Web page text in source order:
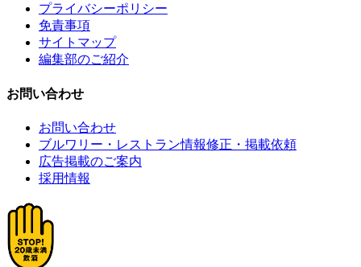
プライバシーポリシー
免責事項
サイトマップ
編集部のご紹介
お問い合わせ
お問い合わせ
ブルワリー・レストラン情報修正・掲載依頼
広告掲載のご案内
採用情報